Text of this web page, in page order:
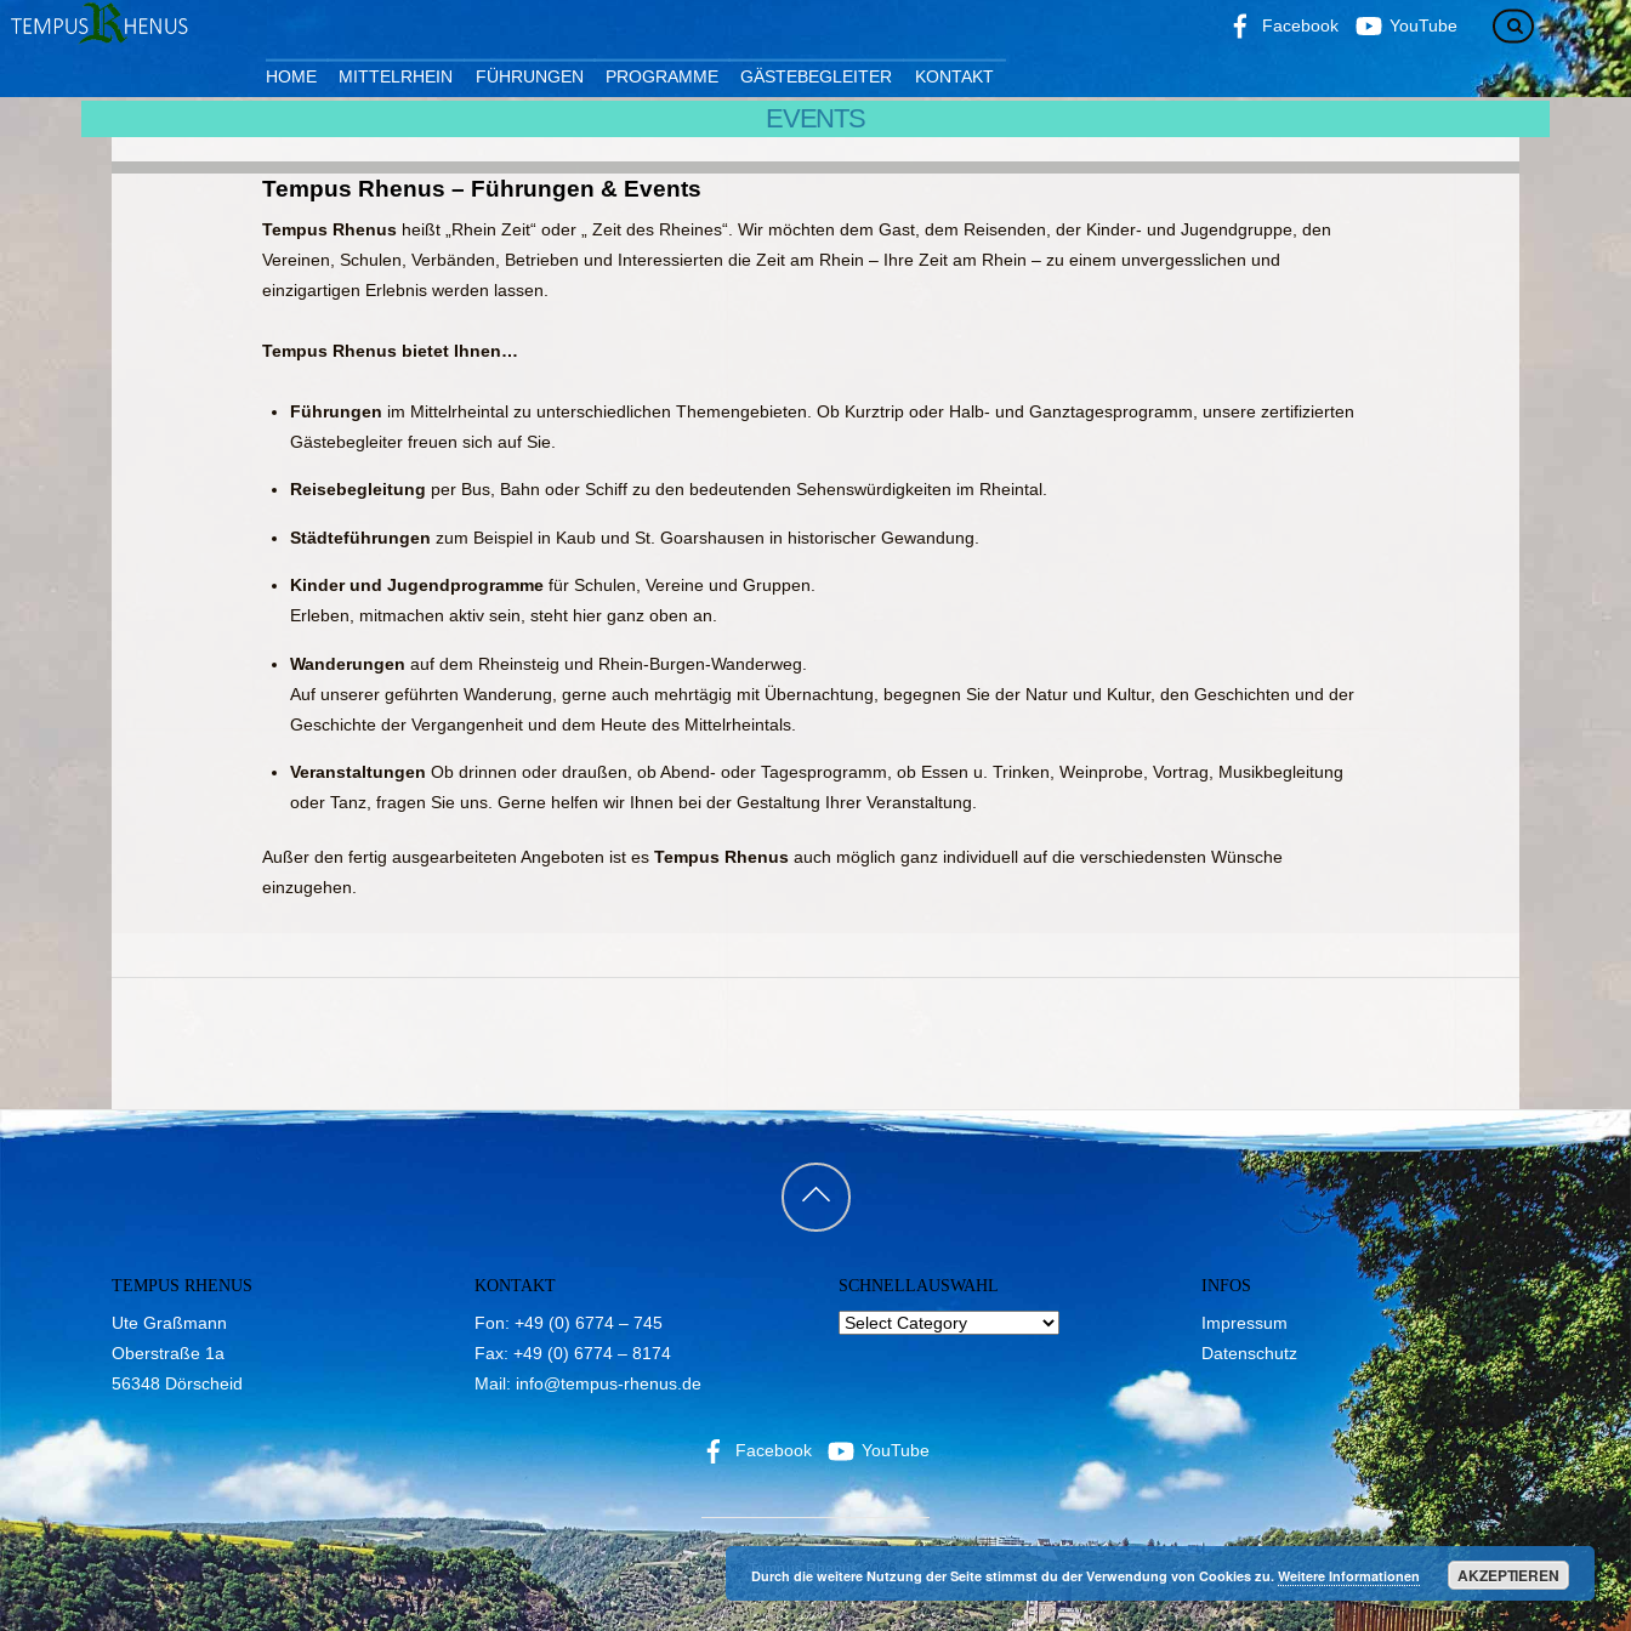
Facebook YouTube
HOME MITTELRHEIN FÜHRUNGEN PROGRAMME GÄSTEBEGLEITER KONTAKT
EVENTS
Tempus Rhenus – Führungen & Events
Tempus Rhenus heißt „Rhein Zeit“ oder „ Zeit des Rheines“. Wir möchten dem Gast, dem Reisenden, der Kinder- und Jugendgruppe, den
Vereinen, Schulen, Verbänden, Betrieben und Interessierten die Zeit am Rhein – Ihre Zeit am Rhein – zu einem unvergesslichen und
einzigartigen Erlebnis werden lassen.
Tempus Rhenus bietet Ihnen…
Führungen im Mittelrheintal zu unterschiedlichen Themengebieten. Ob Kurztrip oder Halb- und Ganztagesprogramm, unsere zertifizierten
Gästebegleiter freuen sich auf Sie.
Reisebegleitung per Bus, Bahn oder Schiff zu den bedeutenden Sehenswürdigkeiten im Rheintal.
Städteführungenzum Beispiel in Kaub und St. Goarshausen in historischer Gewandung.
Kinder und Jugendprogramme für Schulen, Vereine und Gruppen.
Erleben, mitmachen aktiv sein, steht hier ganz oben an.
Wanderungen auf dem Rheinsteig und Rhein-Burgen-Wanderweg.
Auf unserer geführten Wanderung, gerne auch mehrtägig mit Übernachtung, begegnen Sie der Natur und Kultur, den Geschichten und der
Geschichte der Vergangenheit und dem Heute des Mittelrheintals.
VeranstaltungenOb drinnen oder draußen, ob Abend- oder Tagesprogramm, ob Essen u. Trinken, Weinprobe, Vortrag, Musikbegleitung
oder Tanz, fragen Sie uns. Gerne helfen wir Ihnen bei der Gestaltung Ihrer Veranstaltung.
Außer den fertig ausgearbeiteten Angeboten ist es Tempus Rhenus auch möglich ganz individuell auf die verschiedensten Wünsche
einzugehen.
Back
top
TEMPUS RHENUS
Ute Graßmann
Oberstraße 1a
56348 Dörscheid
KONTAKT
Fon: +49 (0) 6774 – 745
Fax: +49 (0) 6774 – 8174
Mail: info@tempus-rhenus.de
SCHNELLAUSWAHL
INFOS
Impressum
Datenschutz
Facebook YouTube
© Tempus Rhenus 2026
Durch die weitere Nutzung der Seite stimmst du der Verwendung von Cookies zu. Weitere Informationen AKZEPTIEREN